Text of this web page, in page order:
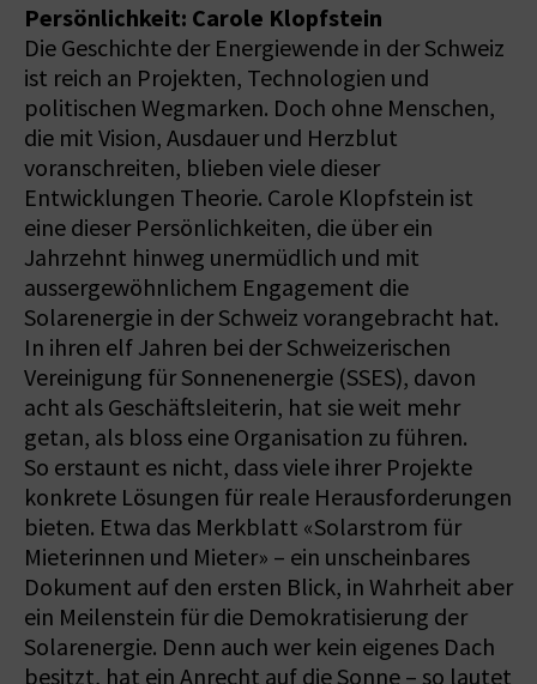
Persönlichkeit: Carole Klopfstein
Die Geschichte der Energiewende in der Schweiz
ist reich an Projekten, Technologien und
politischen Wegmarken. Doch ohne Menschen,
die mit Vision, Ausdauer und Herzblut
voranschreiten, blieben viele dieser
Entwicklungen Theorie. Carole Klopfstein ist
eine dieser Persönlichkeiten, die über ein
Jahrzehnt hinweg unermüdlich und mit
aussergewöhnlichem Engagement die
Solarenergie in der Schweiz vorangebracht hat.
In ihren elf Jahren bei der Schweizerischen
Vereinigung für Sonnenenergie (SSES), davon
acht als Geschäftsleiterin, hat sie weit mehr
getan, als bloss eine Organisation zu führen.
So erstaunt es nicht, dass viele ihrer Projekte
konkrete Lösungen für reale Herausforderungen
bieten. Etwa das Merkblatt «Solarstrom für
Mieterinnen und Mieter» – ein unscheinbares
Dokument auf den ersten Blick, in Wahrheit aber
ein Meilenstein für die Demokratisierung der
Solarenergie. Denn auch wer kein eigenes Dach
besitzt, hat ein Anrecht auf die Sonne – so lautet